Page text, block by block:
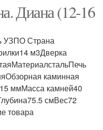
Диана (12-16
УЗПО Страна
м3Дверка
каминная
ммМасса камней40
смВес72
товара